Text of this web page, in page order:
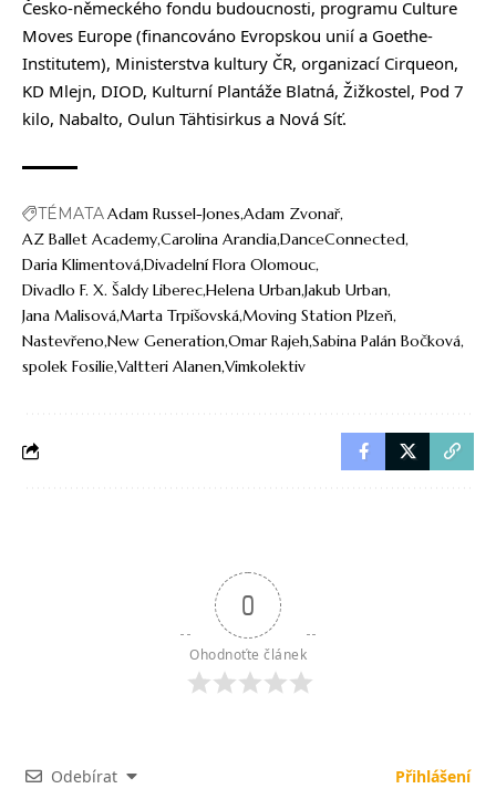
Česko-německého fondu budoucnosti, programu Culture
Moves Europe (financováno Evropskou unií a Goethe-
Institutem), Ministerstva kultury ČR, organizací Cirqueon,
KD Mlejn, DIOD, Kulturní Plantáže Blatná, Žižkostel, Pod 7
kilo, Nabalto, Oulun Tähtisirkus a Nová Síť.
TÉMATAAdam Russel-Jones Adam Zvonař
AZ Ballet AcademyCarolina ArandiaDanceConnected
Daria KlimentováDivadelní Flora Olomouc
Divadlo F. X. Šaldy LiberecHelena UrbanJakub Urban
Jana MalisováMarta TrpišovskáMoving Station Plzeň
Nastevřeno New GenerationOmar RajehSabina Palán Bočková
spolek FosilieValtteri AlanenVimkolektiv
0
Ohodnoťte článek
Odebírat Přihlášení